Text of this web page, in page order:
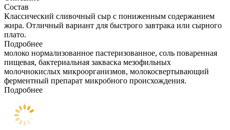
Состав
Классический сливочный сыр с пониженным содержанием
жира. Отличный вариант для быстрого завтрака или сырного
плато.
Подробнее
молоко нормализованное пастеризованное, соль поваренная
пищевая, бактериальная закваска мезофильных
молочнокислых микроорганизмов, молокосвертывающий
ферментный препарат микробного происхождения.
Подробнее